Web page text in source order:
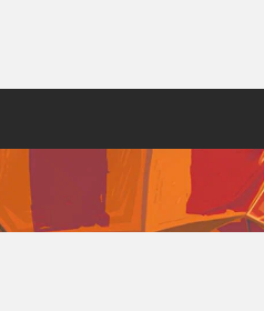
мифов и легенд